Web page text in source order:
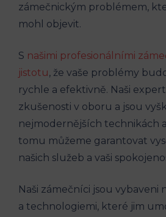
zámečnickým problémem,
mohl objevit.
S našimi profesionálními
jistotu, že vaše problémy
rychle a efektivně. Naši
zkušenosti v oboru a jsou
nejmodernějších technikách
tomu můžeme garantovat
našich služeb a vaši
Naši zámečníci jsou vybaveni
a technologiemi, které jim